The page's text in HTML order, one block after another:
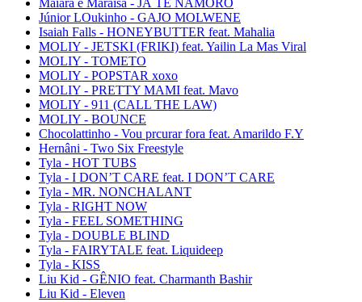
Maiara e Maraisa - JÁ TE NAMORO
Júnior LOukinho - GAJO MOLWENE
Isaiah Falls - HONEYBUTTER feat. Mahalia
MOLIY - JETSKI (FRIKI) feat. Yailin La Mas Viral
MOLIY - TOMETO
MOLIY - POPSTAR xoxo
MOLIY - PRETTY MAMI feat. Mavo
MOLIY - 911 (CALL THE LAW)
MOLIY - BOUNCE
Chocolattinho - Vou prcurar fora feat. Amarildo F.Y
Hernâni - Two Six Freestyle
Tyla - HOT TUBS
Tyla - I DON’T CARE feat. I DON’T CARE
Tyla - MR. NONCHALANT
Tyla - RIGHT NOW
Tyla - FEEL SOMETHING
Tyla - DOUBLE BLIND
Tyla - FAIRYTALE feat. Liquideep
Tyla - KISS
Liu Kid - GÊNIO feat. Charmanth Bashir
Liu Kid - Eleven